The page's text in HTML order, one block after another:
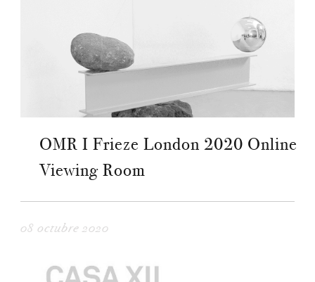
OMR I Frieze London 2020 Online
Viewing Room
08 octubre 2020